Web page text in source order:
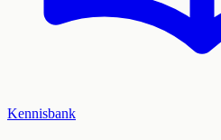
Kennisbank